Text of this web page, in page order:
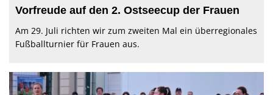
Vorfreude auf den 2. Ostseecup der Frauen
Am 29. Juli richten wir zum zweiten Mal ein überregionales
Fußballturnier für Frauen aus.